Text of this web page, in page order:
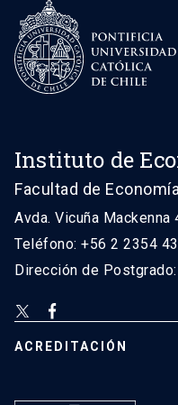
Instituto de
Facultad de
Avda. Vicuña
Teléfono: +56 2 2354
Dirección de
ACREDITACIÓN